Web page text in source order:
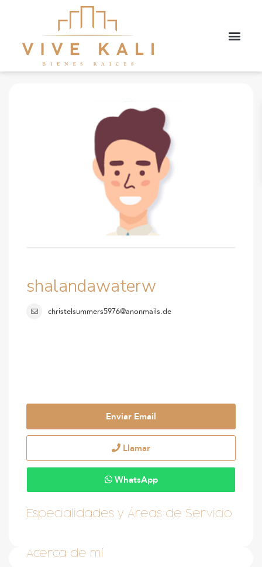
shalandawaterw
christelsummers5976@anonmails.de
Enviar Email
Llamar
WhatsApp
Especialidades y Áreas de Servicio
Acerca de mí